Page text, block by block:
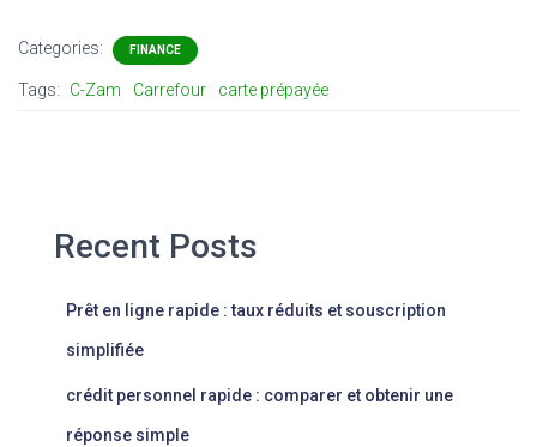
Categories: FINANCE
Tags: C-Zam Carrefour carte prépayée
Recent Posts
Prêt en ligne rapide : taux réduits et souscription
simplifiée
crédit personnel rapide : comparer et obtenir une
réponse simple